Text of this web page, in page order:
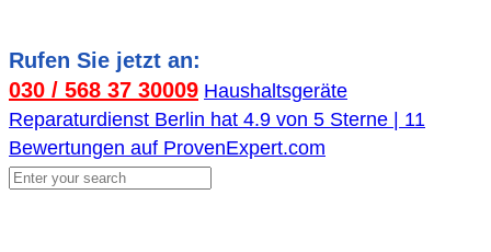
Rufen Sie jetzt an:
030 / 568 37 30009 Haushaltsgeräte
Reparaturdienst Berlin hat 4.9 von 5 Sterne | 11
Bewertungen auf ProvenExpert.com